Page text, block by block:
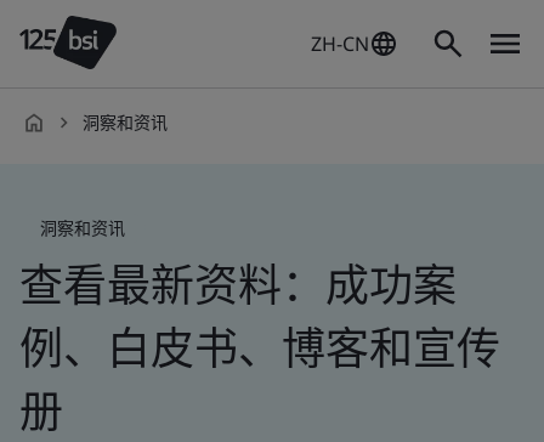
ZH-CN
洞察和资讯
洞察和资讯
查看最新资料：成功案
例、白皮书、博客和宣传
册